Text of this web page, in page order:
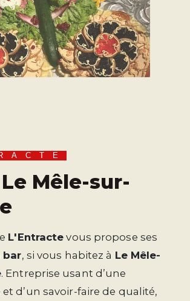
L'Entracte vous propose ses
bar, si vous habitez à Le Mêle-
. Entreprise usant d’une
d’un savoir-faire de qualité,